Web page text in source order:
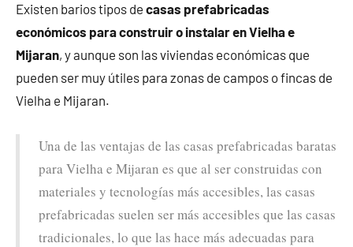
Existen barios tipos de casas prefabricadas
económicos para construir o instalar en Vielha e
Mijaran, y aunque son las viviendas económicas que
pueden ser muy útiles para zonas de campos o fincas de
Vielha e Mijaran.
Una de las ventajas de las casas prefabricadas baratas
para Vielha e Mijaran es que al ser construidas con
materiales y tecnologías más accesibles, las casas
prefabricadas suelen ser más accesibles que las casas
tradicionales, lo que las hace más adecuadas para